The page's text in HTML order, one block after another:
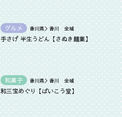
グルメ 香川県＞香川 全域
手さげ 半生うどん【さぬき麺業】
和菓子 香川県＞香川 全域
和三宝めぐり【ばいこう堂】